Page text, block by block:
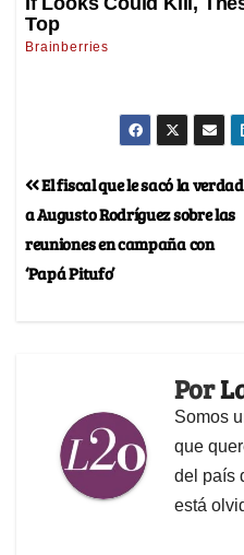
El fiscal que le sacó la verdad
a Augusto Rodríguez sobre las
reuniones en campaña con
‘Papá Pitufo’
Por
Somos
que
del país
está